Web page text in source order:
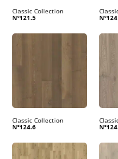
Classic Collection
N°121.5 N°124
Classic Collection
N°124.6